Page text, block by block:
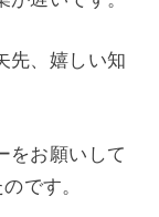
先、嬉しい知
をお願いして
です。